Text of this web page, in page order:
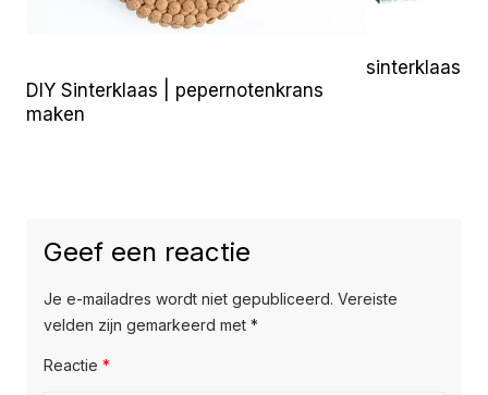
DIY Sinterklaas | pepernotenkrans
maken
sinterklaas
Geef een reactie
Je e-mailadres wordt niet gepubliceerd. Vereiste
velden zijn gemarkeerd met *
Reactie *